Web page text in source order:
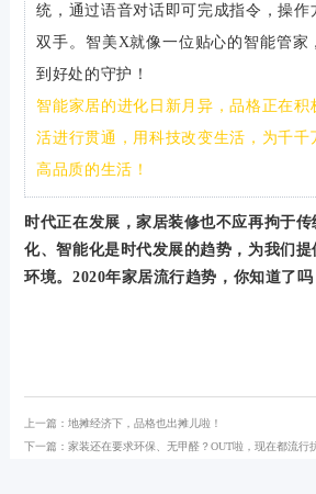
统，通过语音对话即可完成指令，操作
双手。智美X就像一位贴心的智能管家
到好处的守护！
智能家居的进化日新月异，品格正在积
活进行贯通，用科技改变生活，为千千
高品质的生活！
时代正在发展，家居装修也不应再拘于传
化、智能化是时代发展的趋势，为我们
环境。2020年家居流行趋势，你知道了吗
上一篇：地摊经济下，品格也出摊儿啦！
下一篇：家装还在要求环保、无甲醛？OUT啦，现在都流行